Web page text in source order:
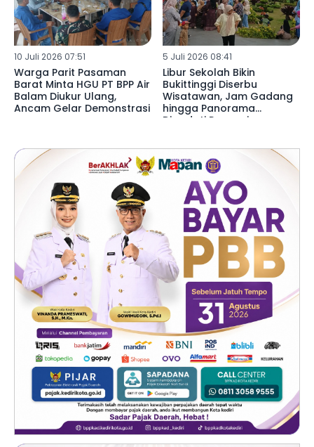
10 Juli 2026 07:51
Warga Parit Pasaman
Barat Minta HGU PT BPP Air
Balam Diukur Ulang,
Ancam Gelar Demonstrasi
5 Juli 2026 08:41
Libur Sekolah Bikin
Bukittinggi Diserbu
Wisatawan, Jam Gadang
hingga Panorama
Dipadati Pengunjung